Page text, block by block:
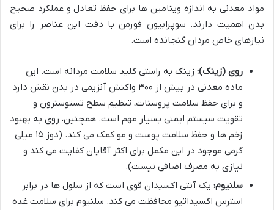
مواد معدنی به اندازه ویتامین ها برای حفظ تعادل و عملکرد صحیح
بدن اهمیت دارند. سوپرابیون فورمن با دقت این عناصر را برای
نیازهای خاص مردان گنجانده است.
روی (زینک): زینک به راستی کلید سلامت مردانه است. این
ماده معدنی در بیش از ۳۰۰ واکنش آنزیمی در بدن نقش دارد
و برای حفظ سلامت پروستات، تنظیم سطح تستوسترون و
تقویت سیستم ایمنی بسیار مهم است. همچنین، روی به بهبود
زخم ها و حفظ سلامت پوست و مو کمک می کند. (دوز ۱۵ میلی
گرمی موجود در این مکمل برای اکثر آقایان کفایت می کند و
نیازی به مصرف اضافی نیست).
سلنیوم: یک آنتی اکسیدان قوی است که از سلول ها در برابر
استرس اکسیداتیو محافظت می کند. سلنیوم برای سلامت غده